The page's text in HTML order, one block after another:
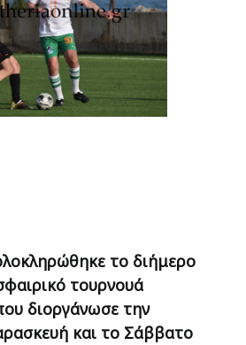
το διήμερο
τουρνουά
διοργάνωσε την
και το Σάββατο